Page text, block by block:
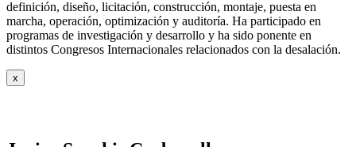
definición, diseño, licitación, construcción, montaje, puesta en
marcha, operación, optimización y auditoría. Ha participado en
programas de investigación y desarrollo y ha sido ponente en
distintos Congresos Internacionales relacionados con la desalación.
x